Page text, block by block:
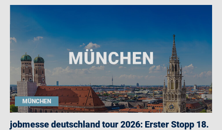
MÜNCHEN
jobmesse deutschland tour 2026: Erster Stopp 18.